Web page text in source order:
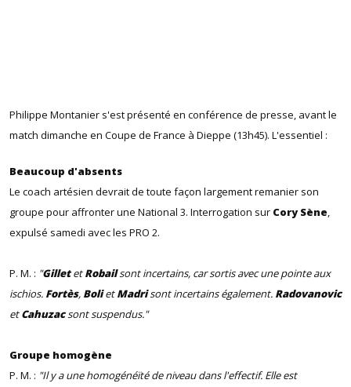
Philippe Montanier s'est présenté en conférence de presse, avant le
match dimanche en Coupe de France à Dieppe (13h45). L'essentiel :
Beaucoup d'absents
Le coach artésien devrait de toute façon largement remanier son
groupe pour affronter une National 3. Interrogation sur Cory Sène
expulsé samedi avec les PRO 2.
P. M. : "GilletetRobailsont incertains, car sortis avec une pointe aux
ischios. Fortès, BolietMadrisont incertains également. Radovanovic
etCahuzacsont suspendus."
Groupe homogène
P. M. : "Il y a une homogénéïté de niveau dans l'effectif. Elle est